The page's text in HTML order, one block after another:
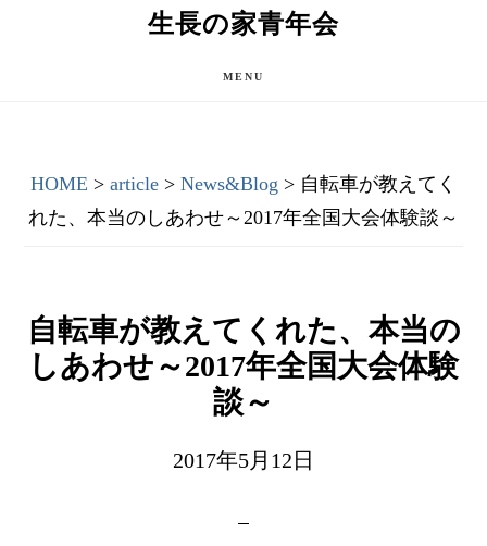
生長の家青年会
MENU
HOME > article > News&Blog > 自転車が教えてく
れた、本当のしあわせ～2017年全国大会体験談～
自転車が教えてくれた、本当の
しあわせ～2017年全国大会体験
談～
2017年5月12日